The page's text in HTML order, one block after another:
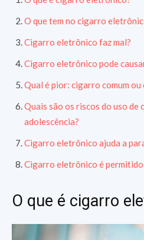
O que tem no cigarro
Cigarro eletrônico faz mal?
Cigarro eletrônico pode
Qual é pior: cigarro comum
Quais são os riscos do uso
adolescência?
Cigarro eletrônico ajuda a
Cigarro eletrônico é permitido
O que é cigarro